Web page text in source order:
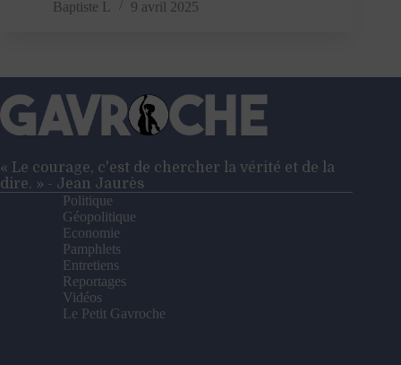
l’État
Baptiste L 9 avril 2025
« Le courage, c'est de chercher la vérité et de la
dire. » - Jean Jaurès
Politique
Géopolitique
Economie
Pamphlets
Entretiens
Reportages
Vidéos
Le Petit Gavroche